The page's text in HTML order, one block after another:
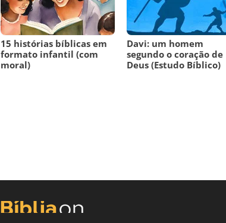
15 histórias bíblicas em
formato infantil (com
moral)
Davi: um homem
segundo o coração de
Deus (Estudo Bíblico)